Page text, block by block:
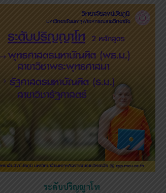
ระดับปริญญาโท